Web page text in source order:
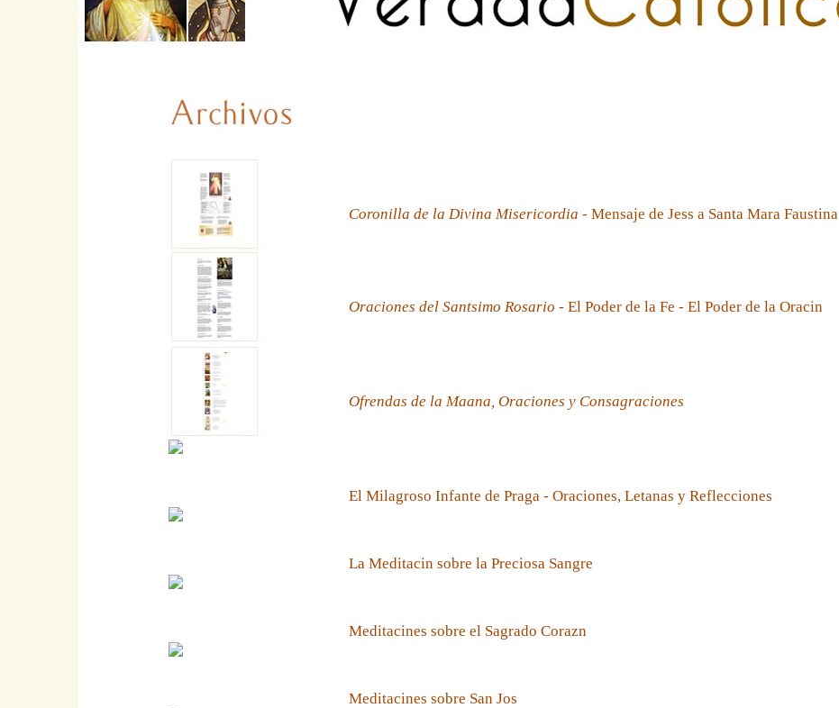
Coronilla de la Divina Misericordia - Mensaje de Jess a Santa Mara Faustina
Oraciones del Santsimo Rosario - El Poder de la Fe - El Poder de la Oracin
Ofrendas de la Maana, Oraciones y Consagraciones
El Milagroso Infante de Praga - Oraciones, Letanas y Reflecciones
La Meditacin sobre la Preciosa Sangre
Meditacines sobre el Sagrado Corazn
Meditacines sobre San Jos